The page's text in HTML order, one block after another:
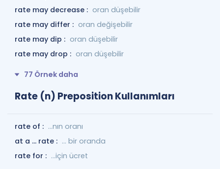
rate may decrease : oran düşebilir
rate may differ : oran değişebilir
rate may dip : oran düşebilir
rate may drop : oran düşebilir
77 Örnek daha
Rate (n) Preposition Kullanımları
rate of : ...nın oranı
at a ... rate : ... bir oranda
rate for : ...için ücret